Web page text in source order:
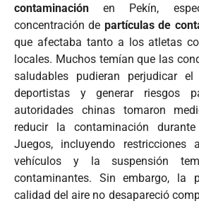
contaminación en Pekín,
concentración de partículas de
que afectaba tanto a los atletas
locales. Muchos temían que las
saludables pudieran perjudicar
deportistas y generar riesgos
autoridades chinas tomaron
reducir la contaminación
Juegos, incluyendo
vehículos y la suspensión
contaminantes. Sin embargo, la
calidad del aire no desapareció